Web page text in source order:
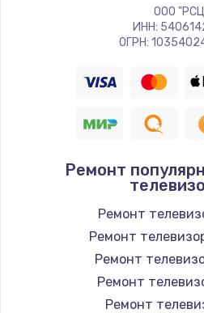
Восстановление
880
390
Замена Bluetooth/
800
Замена
ООО
ИНН:
ОГРН:
Ремонт
Ремонт
Ремонт
Ремонт
Ремонт
Ремонт